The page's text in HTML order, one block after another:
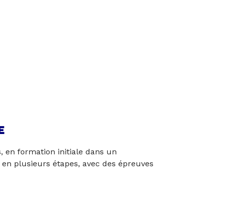
en formation initiale dans un
plusieurs étapes, avec des épreuves